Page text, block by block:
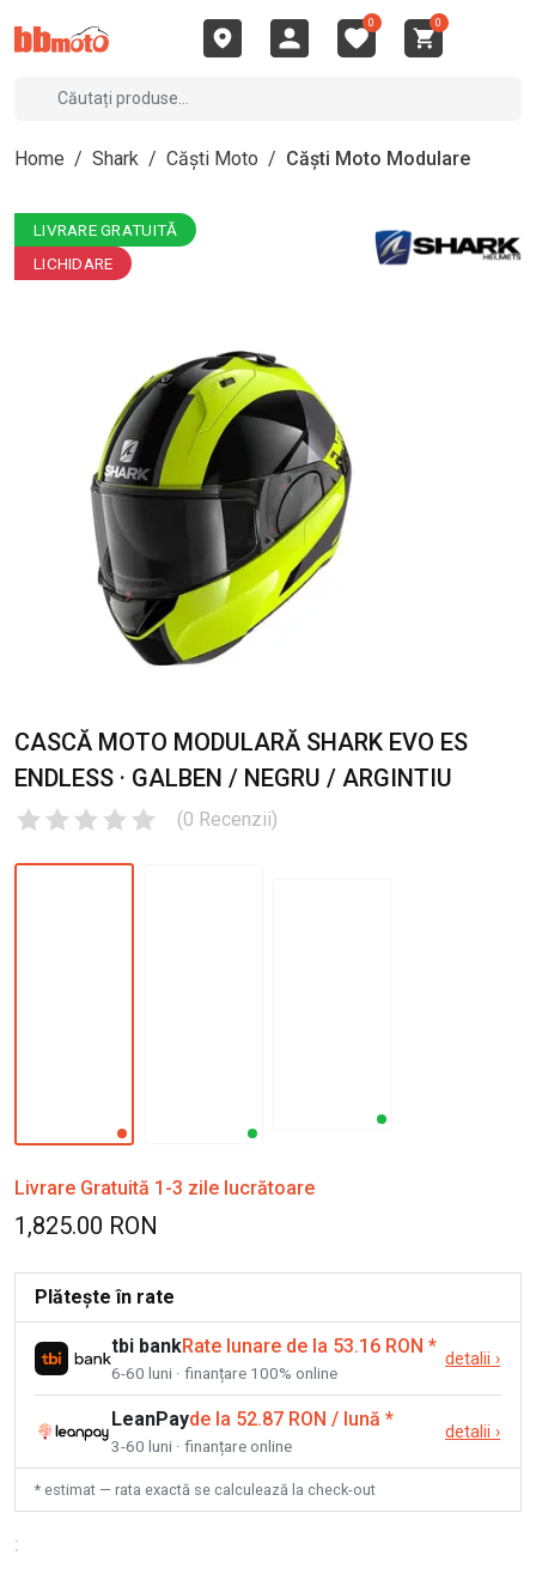
0 0
Home / Shark / Căști Moto / Căști Moto Modulare
LIVRARE GRATUITĂ
LICHIDARE
CASCĂ MOTO MODULARĂ SHARK EVO ES
ENDLESS · GALBEN / NEGRU / ARGINTIU
(0 Recenzii)
Livrare Gratuită 1-3 zile lucrătoare
1,825.00 RON
Plătește în rate
tbi bankRate lunare de la 53.16 RON *
6-60 luni · finanțare 100% online
detalii ›
LeanPayde la 52.87 RON / lună *
3-60 luni · finanțare online
detalii ›
* estimat — rata exactă se calculează la check-out
: